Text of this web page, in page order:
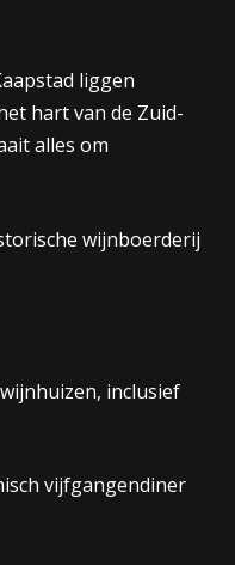
liggen
hart van de Zuid-
alles om
wijnboerderij
inclusief
vijfgangendiner